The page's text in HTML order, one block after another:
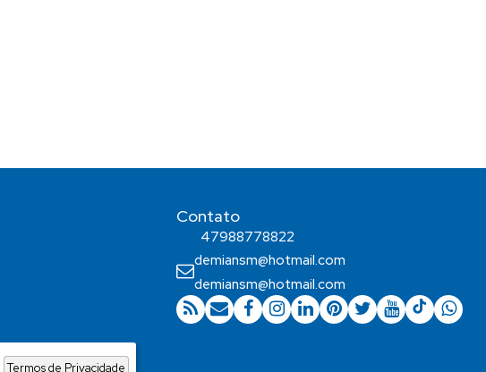
Termos de Privacidade
Contato
47988778822
demiansm@hotmail.com
demiansm@hotmail.com